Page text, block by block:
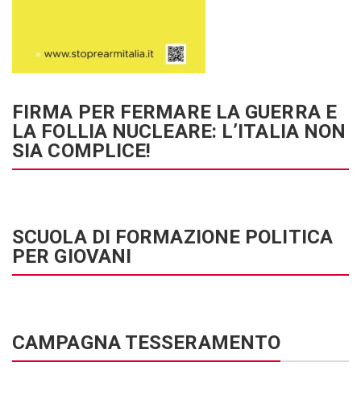
FIRMA PER FERMARE LA GUERRA E
LA FOLLIA NUCLEARE: L’ITALIA NON
SIA COMPLICE!
SCUOLA DI FORMAZIONE POLITICA
PER GIOVANI
CAMPAGNA TESSERAMENTO